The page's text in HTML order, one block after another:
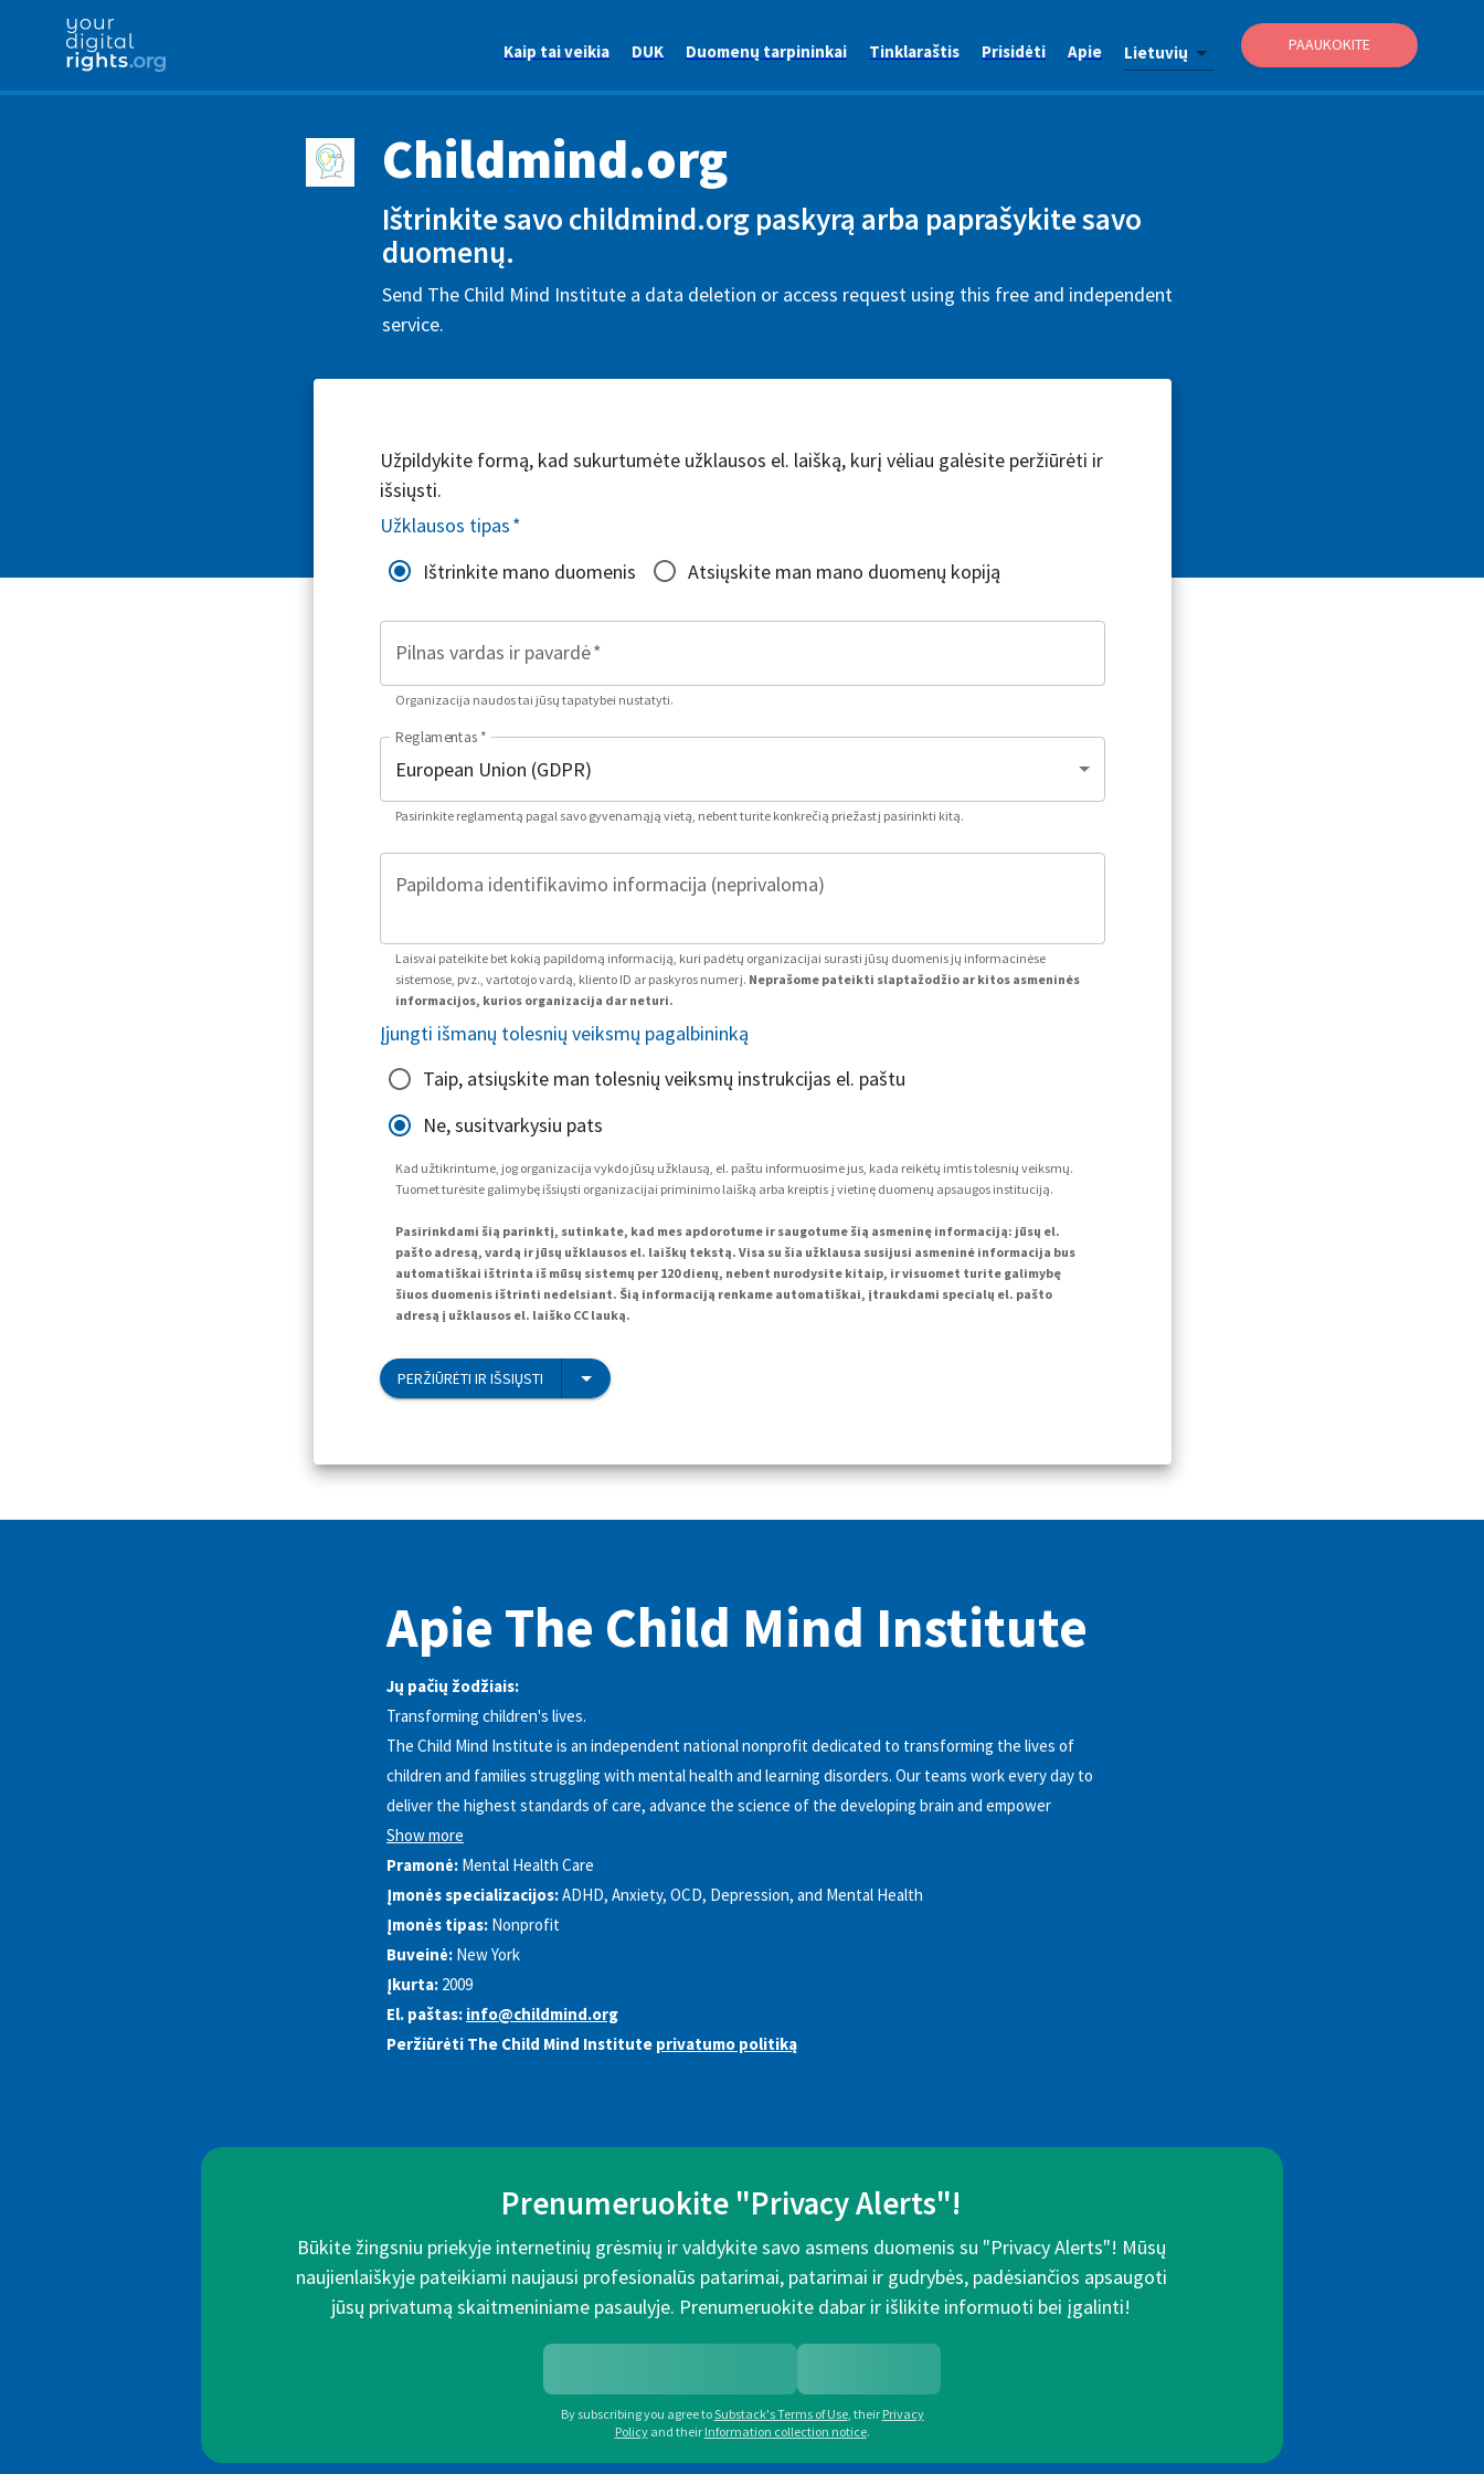
Kaip tai veikia DUK Duomenų tarpininkai Tinklaraštis Prisidėti Apie Lietuvių PAAUKOKITE
Childmind.org
Ištrinkite savo childmind.org paskyrą arba paprašykite savo
duomenų.
Send The Child Mind Institute a data deletion or access request using this free and independent
service.
Užpildykite formą, kad sukurtumėte užklausos el. laišką, kurį vėliau galėsite peržiūrėti ir
išsiųsti.
Užklausos tipas*
Ištrinkite mano duomenis
Atsiųskite man mano duomenų kopiją
Pilnas vardas ir pavardė*
Organizacija naudos tai jūsų tapatybei nustatyti.
Reglamentas *
Pasirinkite reglamentą pagal savo gyvenamąją vietą, nebent turite konkrečią priežastį pasirinkti kitą.
Papildoma identifikavimo informacija (neprivaloma)
Laisvai pateikite bet kokią papildomą informaciją, kuri padėtų organizacijai surasti jūsų duomenis jų informacinėse
sistemose, pvz., vartotojo vardą, kliento ID ar paskyros numerį. Neprašome pateikti slaptažodžio ar kitos asmeninės
informacijos, kurios organizacija dar neturi.
Įjungti išmanų tolesnių veiksmų pagalbininką
Taip, atsiųskite man tolesnių veiksmų instrukcijas el. paštu
Ne, susitvarkysiu pats
Kad užtikrintume, jog organizacija vykdo jūsų užklausą, el. paštu informuosime jus, kada reikėtų imtis tolesnių veiksmų.
Tuomet turėsite galimybę išsiųsti organizacijai priminimo laišką arba kreiptis į vietinę duomenų apsaugos instituciją.
Pasirinkdami šią parinktį, sutinkate, kad mes apdorotume ir saugotume šią asmeninę informaciją: jūsų el.
pašto adresą, vardą ir jūsų užklausos el. laiškų tekstą. Visa su šia užklausa susijusi asmeninė informacija bus
automatiškai ištrinta iš mūsų sistemų per 120 dienų, nebent nurodysite kitaip, ir visuomet turite galimybę
šiuos duomenis ištrinti nedelsiant. Šią informaciją renkame automatiškai, įtraukdami specialų el. pašto
adresą į užklausos el. laiško CC lauką.
PERŽIŪRĖTI IR IŠSIŲSTI
Apie The Child Mind Institute
Jų pačių žodžiais:
Transforming children's lives.
The Child Mind Institute is an independent national nonprofit dedicated to transforming the lives of
children and families struggling with mental health and learning disorders. Our teams work every day to
deliver the highest standards of care, advance the science of the developing brain and empower
Show more
Pramonė: Mental Health Care
Įmonės specializacijos:ADHD, Anxiety, OCD, Depression, and Mental Health
Įmonės tipas: Nonprofit
Buveinė: New York
Įkurta: 2009
El. paštas: info@childmind.org
Peržiūrėti The Child Mind Institute privatumo politiką
Prenumeruokite "Privacy Alerts"!
Būkite žingsniu priekyje internetinių grėsmių ir valdykite savo asmens duomenis su "Privacy Alerts"! Mūsų
naujienlaiškyje pateikiami naujausi profesionalūs patarimai, patarimai ir gudrybės, padėsiančios apsaugoti
jūsų privatumą skaitmeniniame pasaulyje. Prenumeruokite dabar ir išlikite informuoti bei įgalinti!
By subscribing you agree toSubstack's Terms of Use, their Privacy
Policy and their Information collection notice.